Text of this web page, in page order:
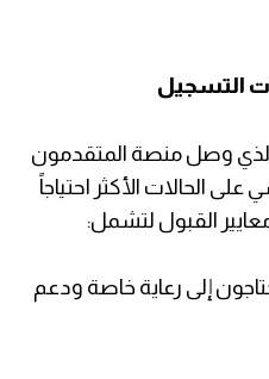
التسجيل
وصل منصة المتقدمون
الحالات الأكثر احتياجاً
القبول لتشمل:
إلى رعاية خاصة ودعم